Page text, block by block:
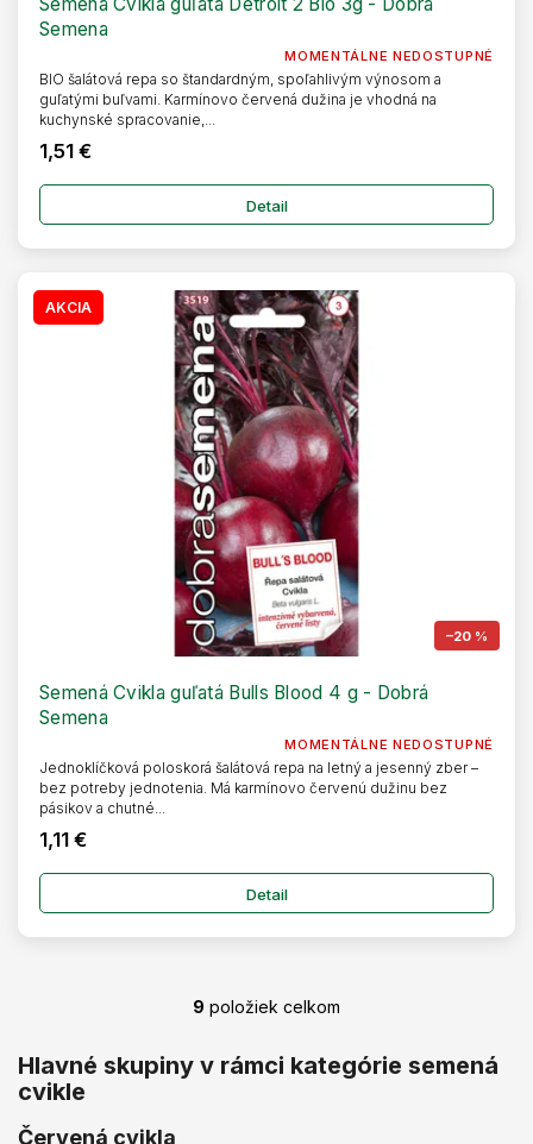
Semena
MOMENTÁLNE NEDOSTUPNÉ
1,51 €
Detail
BIO šalátová repa so štandardným, spoľahlivým výnosom a
guľatými buľvami. Karmínovo červená dužina je vhodná na
kuchynské spracovanie,...
AKCIA
–20 %
Semená Cvikla guľatá Bulls Blood 4 g - Dobrá
Semena
MOMENTÁLNE NEDOSTUPNÉ
1,11 €
Detail
Jednoklíčková poloskorá šalátová repa na letný a jesenný zber –
bez potreby jednotenia. Má karmínovo červenú dužinu bez
pásikov a chutné...
O
l
9 položiek celkom
Hlavné skupiny v rámci kategórie semená
cvikle
Červená cvikla